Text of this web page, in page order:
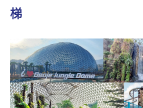
底、
外
主
持、
吳
哥
梯